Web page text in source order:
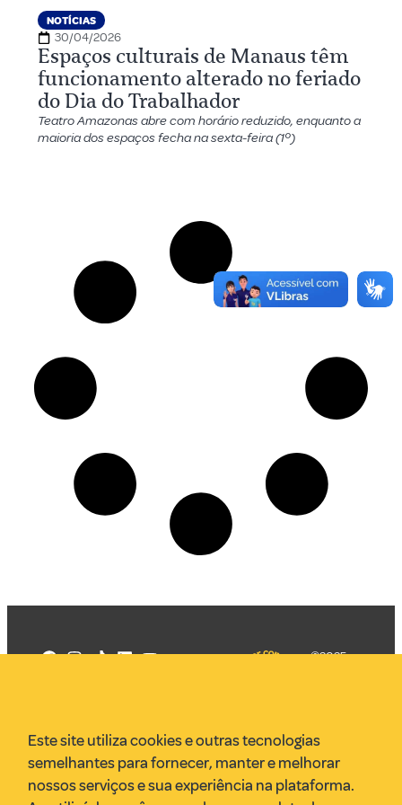
NOTÍCIAS
30/04/2026
Espaços culturais de Manaus têm
funcionamento alterado no feriado
do Dia do Trabalhador
Teatro Amazonas abre com horário reduzido, enquanto a
maioria dos espaços fecha na sexta-feira (1º)
VR Assessoria
Parcerias
Envie uma pauta
©2025
Este site utiliza cookies e outras tecnologias
semelhantes para fornecer, manter e melhorar
nossos serviços e sua experiência na plataforma.